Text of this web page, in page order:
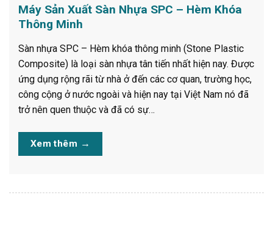
Máy Sản Xuất Sàn Nhựa SPC – Hèm Khóa
Thông Minh
Sàn nhựa SPC – Hèm khóa thông minh (Stone Plastic
Composite) là loại sàn nhựa tân tiến nhất hiện nay. Được
ứng dụng rộng rãi từ nhà ở đến các cơ quan, trường học,
công cộng ở nước ngoài và hiện nay tại Việt Nam nó đã
trở nên quen thuộc và đã có sự…
Xem thêm →